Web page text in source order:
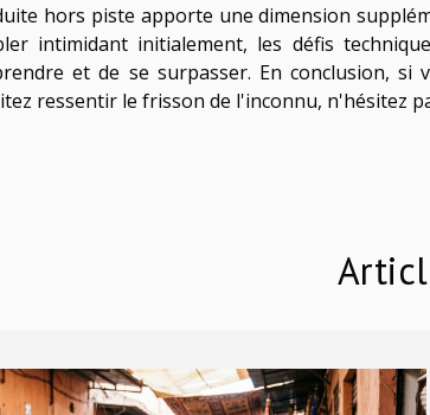
hors piste apporte une dimension
intimidant initialement, les défis
et de se surpasser. En conclusion, si
ressentir le frisson de l'inconnu, n'hésitez